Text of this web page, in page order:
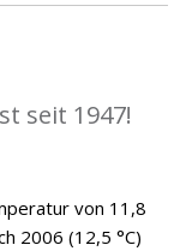
seit 1947!
von 11,8
2006 (12,5 °C)